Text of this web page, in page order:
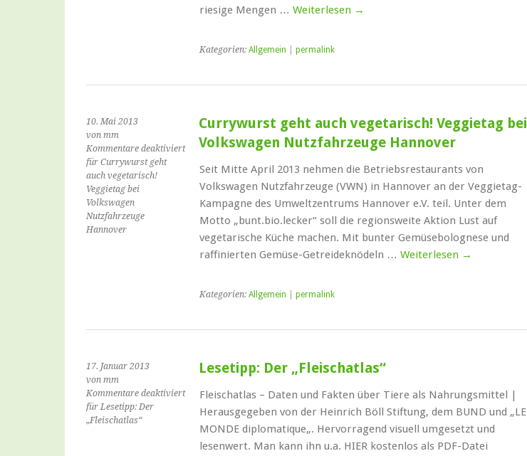
riesige Mengen … Weiterlesen →
Kategorien: Allgemein permalink
10. Mai 2013
von mm
Kommentare deaktiviert
für Currywurst geht
auch vegetarisch!
Veggietag bei
Volkswagen
Nutzfahrzeuge
Hannover
Currywurst geht auch vegetarisch! Veggietag bei
Volkswagen Nutzfahrzeuge Hannover
Seit Mitte April 2013 nehmen die Betriebsrestaurants von
Volkswagen Nutzfahrzeuge (VWN) in Hannover an der Veggietag-
Kampagne des Umweltzentrums Hannover e.V. teil. Unter dem
Motto „bunt.bio.lecker“ soll die regionsweite Aktion Lust auf
vegetarische Küche machen. Mit bunter Gemüsebolognese und
raffinierten Gemüse-Getreideknödeln … Weiterlesen →
Kategorien: Allgemein permalink
17. Januar 2013
von mm
Kommentare deaktiviert
für Lesetipp: Der
„Fleischatlas“
Lesetipp: Der „Fleischatlas“
Fleischatlas – Daten und Fakten über Tiere als Nahrungsmittel |
Herausgegeben von der Heinrich Böll Stiftung, dem BUND und „LE
MONDE diplomatique„. Hervorragend visuell umgesetzt und
lesenwert. Man kann ihn u.a. HIER kostenlos als PDF-Datei